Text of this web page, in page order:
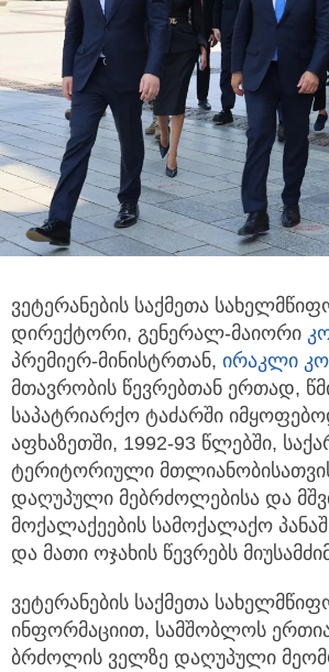
ვეტერანების საქმეთა
დირექტორი, გენერალ-მაიორი
პრემიერ-მინისტრთან, ირაკლი
მთავრობის წევრებთან ერთად,
საპატრიარქო ტაძარში
აფხაზეთში, 1992-93 წლებში,
ტერიტორიული
დაღუპული მებრძოლებისა და
მოქალაქეების სამოქალაქო
და მათი ოჯახის წევრებს
ვეტერანების საქმეთა
ინფორმაციით, სამშობლოს
ბრძოლის ველზე დაღუპული